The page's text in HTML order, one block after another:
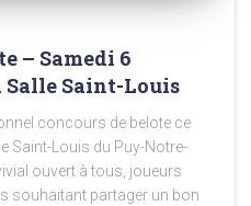
– Samedi 6
Salle Saint-Louis
concours de belote ce
Saint-Louis du Puy-Notre-
ouvert à tous, joueurs
souhaitant partager un bon